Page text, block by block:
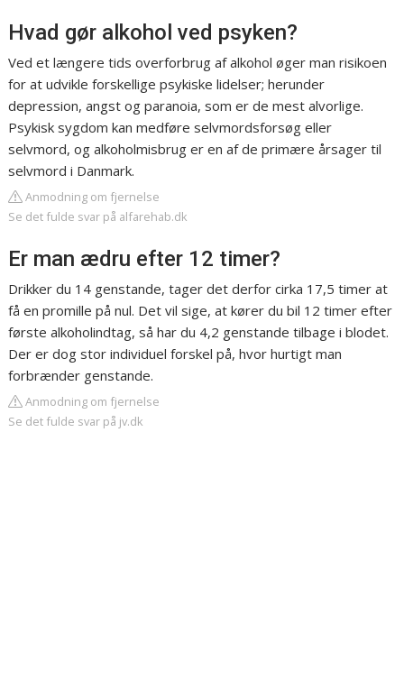
Hvad gør alkohol ved psyken?
Ved et længere tids overforbrug af alkohol øger man risikoen
for at udvikle forskellige psykiske lidelser; herunder
depression, angst og paranoia, som er de mest alvorlige.
Psykisk sygdom kan medføre selvmordsforsøg eller
selvmord, og alkoholmisbrug er en af de primære årsager til
selvmord i Danmark.
Anmodning om fjernelse
Se det fulde svar på alfarehab.dk
Er man ædru efter 12 timer?
Drikker du 14 genstande, tager det derfor cirka 17,5 timer at
få en promille på nul. Det vil sige, at kører du bil 12 timer efter
første alkoholindtag, så har du 4,2 genstande tilbage i blodet.
Der er dog stor individuel forskel på, hvor hurtigt man
forbrænder genstande.
Anmodning om fjernelse
Se det fulde svar på jv.dk